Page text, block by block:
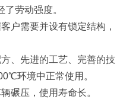
劳动强度。
户需要并设有锁定结构，
、先进的工艺、完善的技
环境中正常使用。
碾压，使用寿命长。